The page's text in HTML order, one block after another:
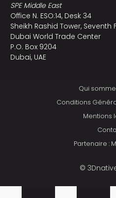
SPE Middle East
Office N. ESO:14, Desk 34
Sheikh Rashid Tower, Seventh
Dubai World Trade Center
P.O. Box 9204
Dubai, UAE
Qui
Conditions
Mentions
Partenaire :
©